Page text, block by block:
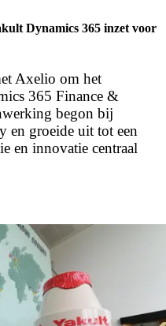
Dynamics 365 inzet voor
Axelio om het
365 Finance &
begon bij
en groeide uit tot een
en innovatie centraal